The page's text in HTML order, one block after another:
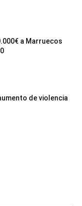
a Marruecos
de violencia